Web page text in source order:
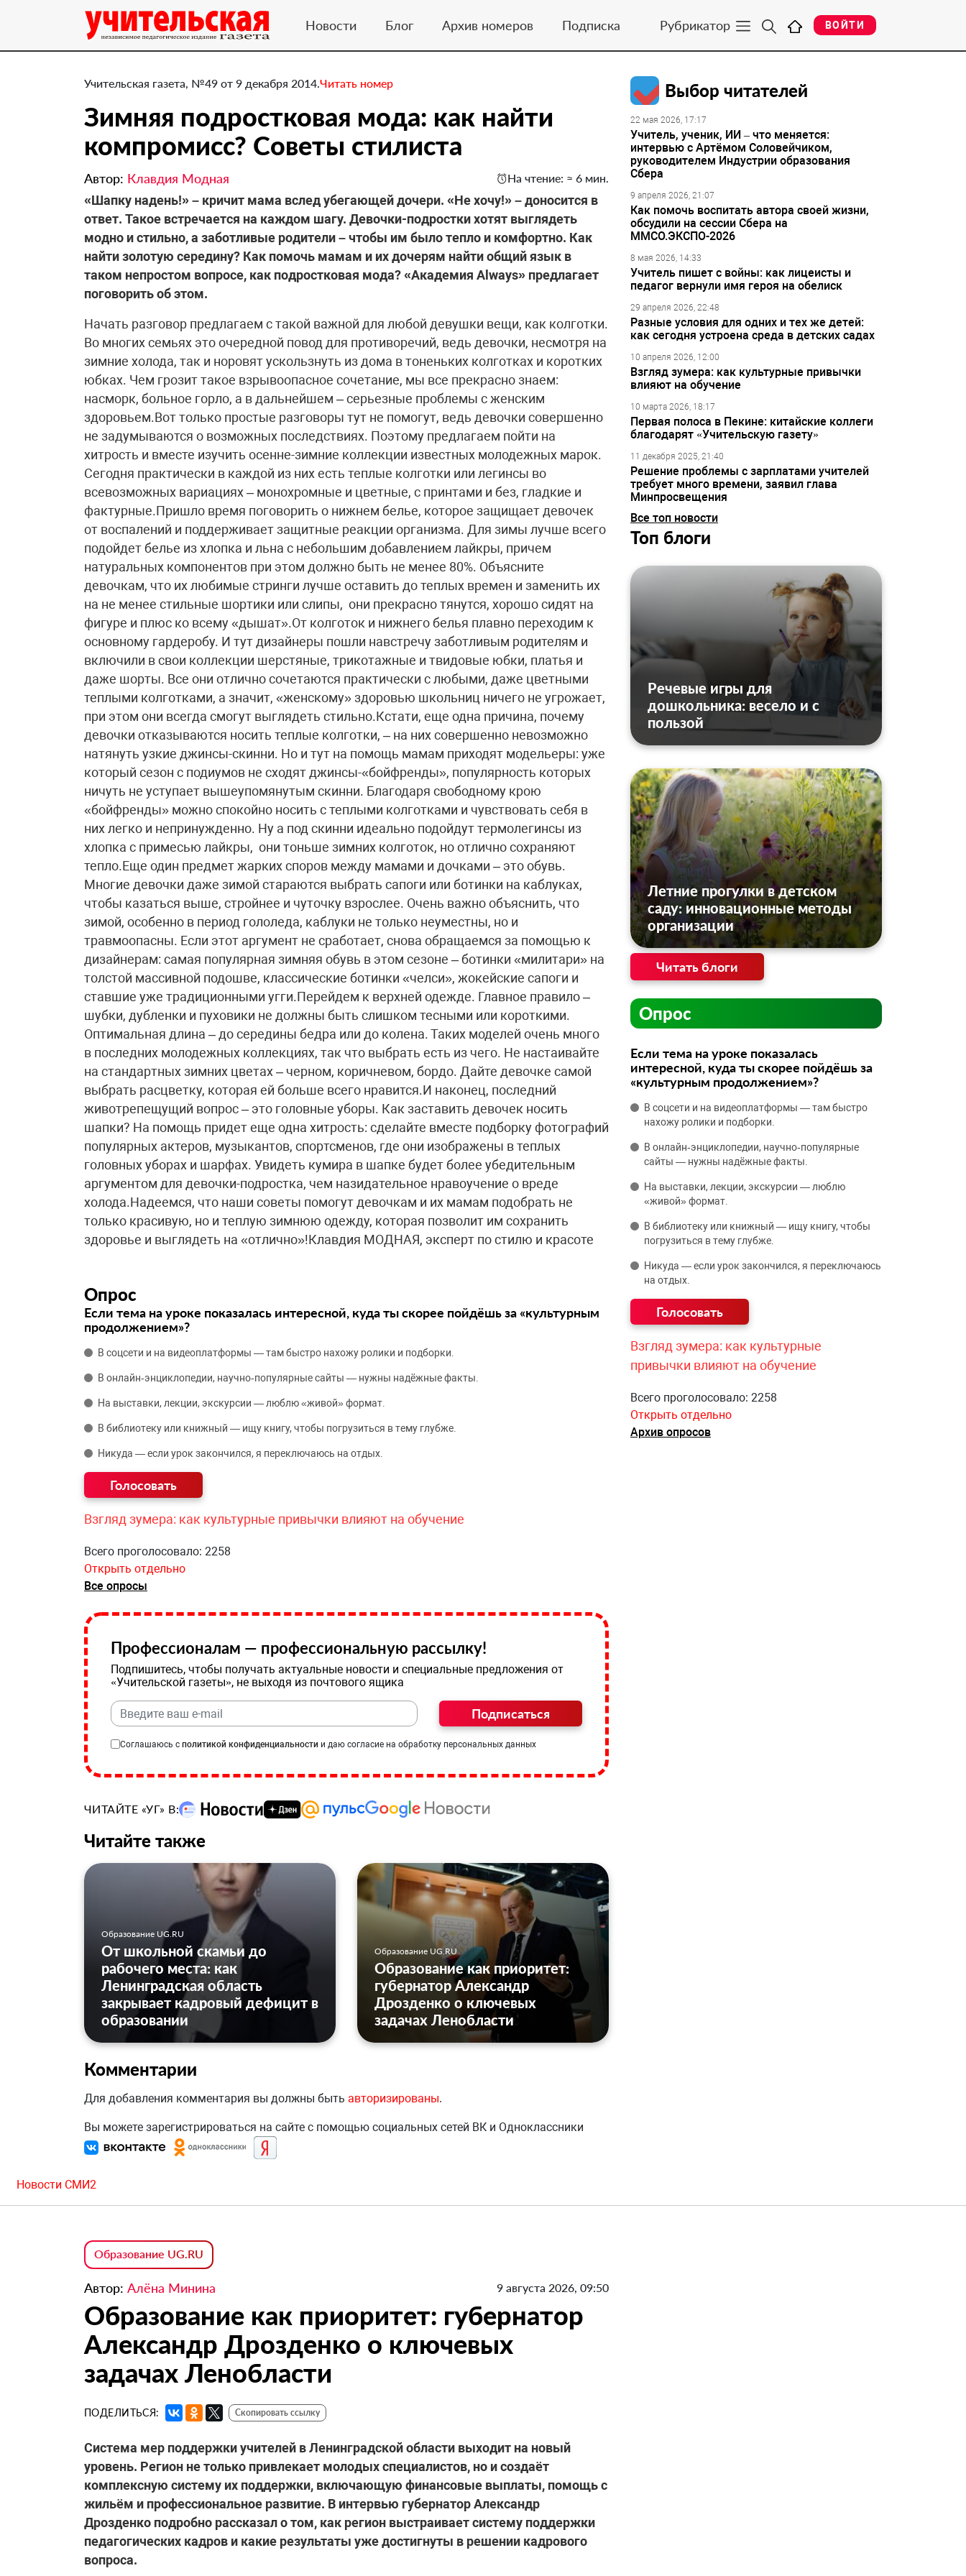
Новости Блог Архив номеров Подписка Рубрикатор ВОЙТИ
Учительская газета, №49 от 9 декабря 2014.Читать номер
Зимняя подростковая мода: как найти
компромисс? Советы стилиста
Автор: Клавдия Модная На чтение: ≈ 6 мин.
«Шапку надень!» – кричит мама вслед убегающей дочери. «Не хочу!» – доносится в
ответ. Такое встречается на каждом шагу. Девочки-подростки хотят выглядеть
модно и стильно, а заботливые родители – чтобы им было тепло и комфортно. Как
найти золотую середину? Как помочь мамам и их дочерям найти общий язык в
таком непростом вопросе, как подростковая мода? «Академия Always» предлагает
поговорить об этом.
Начать разговор предлагаем с такой важной для любой девушки вещи, как колготки.
Во многих семьях это очередной повод для противоречий, ведь девочки, несмотря на
зимние холода, так и норовят ускользнуть из дома в тоненьких колготках и коротких
юбках. Чем грозит такое взрывоопасное сочетание, мы все прекрасно знаем:
насморк, больное горло, а в дальнейшем – серьезные проблемы с женским
здоровьем.Вот только простые разговоры тут не помогут, ведь девочки совершенно
не задумываются о возможных последствиях. Поэтому предлагаем пойти на
хитрость и вместе изучить осенне-зимние коллекции известных молодежных марок.
Сегодня практически в каждой из них есть теплые колготки или легинсы во
всевозможных вариациях – монохромные и цветные, с принтами и без, гладкие и
фактурные.Пришло время поговорить о нижнем белье, которое защищает девочек
от воспалений и поддерживает защитные реакции организма. Для зимы лучше всего
подойдет белье из хлопка и льна с небольшим добавлением лайкры, причем
натуральных компонентов при этом должно быть не менее 80%. Объясните
девочкам, что их любимые стринги лучше оставить до теплых времен и заменить их
на не менее стильные шортики или слипы, они прекрасно тянутся, хорошо сидят на
фигуре и плюс ко всему «дышат».От колготок и нижнего белья плавно переходим к
основному гардеробу. И тут дизайнеры пошли навстречу заботливым родителям и
включили в свои коллекции шерстяные, трикотажные и твидовые юбки, платья и
даже шорты. Все они отлично сочетаются практически с любыми, даже цветными
теплыми колготками, а значит, «женскому» здоровью школьниц ничего не угрожает,
при этом они всегда смогут выглядеть стильно.Кстати, еще одна причина, почему
девочки отказываются носить теплые колготки, – на них совершенно невозможно
натянуть узкие джинсы-скинни. Но и тут на помощь мамам приходят модельеры: уже
который сезон с подиумов не сходят джинсы-«бойфренды», популярность которых
ничуть не уступает вышеупомянутым скинни. Благодаря свободному крою
«бойфренды» можно спокойно носить с теплыми колготками и чувствовать себя в
них легко и непринужденно. Ну а под скинни идеально подойдут термолегинсы из
хлопка с примесью лайкры, они тоньше зимних колготок, но отлично сохраняют
тепло.Еще один предмет жарких споров между мамами и дочками – это обувь.
Многие девочки даже зимой стараются выбрать сапоги или ботинки на каблуках,
чтобы казаться выше, стройнее и чуточку взрослее. Очень важно объяснить, что
зимой, особенно в период гололеда, каблуки не только неуместны, но и
травмоопасны. Если этот аргумент не сработает, снова обращаемся за помощью к
дизайнерам: самая популярная зимняя обувь в этом сезоне – ботинки «милитари» на
толстой массивной подошве, классические ботинки «челси», жокейские сапоги и
ставшие уже традиционными угги.Перейдем к верхней одежде. Главное правило –
шубки, дубленки и пуховики не должны быть слишком тесными или короткими.
Оптимальная длина – до середины бедра или до колена. Таких моделей очень много
в последних молодежных коллекциях, так что выбрать есть из чего. Не настаивайте
на стандартных зимних цветах – черном, коричневом, бордо. Дайте девочке самой
выбрать расцветку, которая ей больше всего нравится.И наконец, последний
животрепещущий вопрос – это головные уборы. Как заставить девочек носить
шапки? На помощь придет еще одна хитрость: сделайте вместе подборку фотографий
популярных актеров, музыкантов, спортсменов, где они изображены в теплых
головных уборах и шарфах. Увидеть кумира в шапке будет более убедительным
аргументом для девочки-подростка, чем назидательное нравоучение о вреде
холода.Надеемся, что наши советы помогут девочкам и их мамам подобрать не
только красивую, но и теплую зимнюю одежду, которая позволит им сохранить
здоровье и выглядеть на «отлично»!​Клавдия МОДНАЯ, эксперт по стилю и красоте
Опрос
Если тема на уроке показалась интересной, куда ты скорее пойдёшь за «культурным
продолжением»?
В соцсети и на видеоплатформы — там быстро нахожу ролики и подборки.
В онлайн‑энциклопедии, научно‑популярные сайты — нужны надёжные факты.
На выставки, лекции, экскурсии — люблю «живой» формат.
В библиотеку или книжный — ищу книгу, чтобы погрузиться в тему глубже.
Никуда — если урок закончился, я переключаюсь на отдых.
Взгляд зумера: как культурные привычки влияют на обучение
Всего проголосовало: 2258
Открыть отдельно
Все опросы
Профессионалам — профессиональную рассылку!
Подпишитесь, чтобы получать актуальные новости и специальные предложения от
«Учительской газеты», не выходя из почтового ящика
Подписаться
Соглашаюсь с политикой конфиденциальности и даю согласие на обработку персональных данных
ЧИТАЙТЕ «УГ» В:
Читайте также
Образование UG.RU
От школьной скамьи до
рабочего места: как
Ленинградская область
закрывает кадровый дефицит в
образовании
Образование UG.RU
Образование как приоритет:
губернатор Александр
Дрозденко о ключевых
задачах Ленобласти
Комментарии
Для добавления комментария вы должны быть авторизированы.
Вы можете зарегистрироваться на сайте с помощью социальных сетей ВК и Одноклассники
Выбор читателей
22 мая 2026, 17:17
Учитель, ученик, ИИ – что меняется:
интервью с Артёмом Соловейчиком,
руководителем Индустрии образования
Сбера
9 апреля 2026, 21:07
Как помочь воспитать автора своей жизни,
обсудили на сессии Сбера на
ММСО.ЭКСПО-2026
8 мая 2026, 14:33
Учитель пишет с войны: как лицеисты и
педагог вернули имя героя на обелиск
29 апреля 2026, 22:48
Разные условия для одних и тех же детей:
как сегодня устроена среда в детских садах
10 апреля 2026, 12:00
Взгляд зумера: как культурные привычки
влияют на обучение
10 марта 2026, 18:17
Первая полоса в Пекине: китайские коллеги
благодарят «Учительскую газету»
11 декабря 2025, 21:40
Решение проблемы с зарплатами учителей
требует много времени, заявил глава
Минпросвещения
Все топ новости
Топ блоги
Речевые игры для
дошкольника: весело и с
пользой
Летние прогулки в детском
саду: инновационные методы
организации
Читать блоги
Опрос
Если тема на уроке показалась
интересной, куда ты скорее пойдёшь за
«культурным продолжением»?
В соцсети и на видеоплатформы — там быстро
нахожу ролики и подборки.
В онлайн‑энциклопедии, научно‑популярные
сайты — нужны надёжные факты.
На выставки, лекции, экскурсии — люблю
«живой» формат.
В библиотеку или книжный — ищу книгу, чтобы
погрузиться в тему глубже.
Никуда — если урок закончился, я переключаюсь
на отдых.
Взгляд зумера: как культурные
привычки влияют на обучение
Всего проголосовало: 2258
Открыть отдельно
Архив опросов
Новости СМИ2
Образование UG.RU
Автор: Алёна Минина 9 августа 2026, 09:50
Образование как приоритет: губернатор
Александр Дрозденко о ключевых
задачах Ленобласти
ПОДЕЛИТЬСЯ: Скопировать ссылку
Система мер поддержки учителей в Ленинградской области выходит на новый
уровень. Регион не только привлекает молодых специалистов, но и создаёт
комплексную систему их поддержки, включающую финансовые выплаты, помощь с
жильём и профессиональное развитие. В интервью губернатор Александр
Дрозденко подробно рассказал о том, как регион выстраивает систему поддержки
педагогических кадров и какие результаты уже достигнуты в решении кадрового
вопроса.